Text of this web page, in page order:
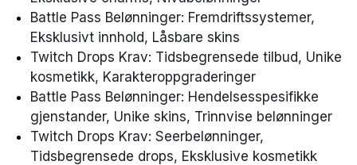
Battle Pass Belønninger: Fremdriftssystemer,
Eksklusivt innhold, Låsbare skins
Twitch Drops Krav: Tidsbegrensede tilbud, Unike
kosmetikk, Karakteroppgraderinger
Battle Pass Belønninger: Hendelsesspesifikke
gjenstander, Unike skins, Trinnvise belønninger
Twitch Drops Krav: Seerbelønninger,
Tidsbegrensede drops, Eksklusive kosmetikk